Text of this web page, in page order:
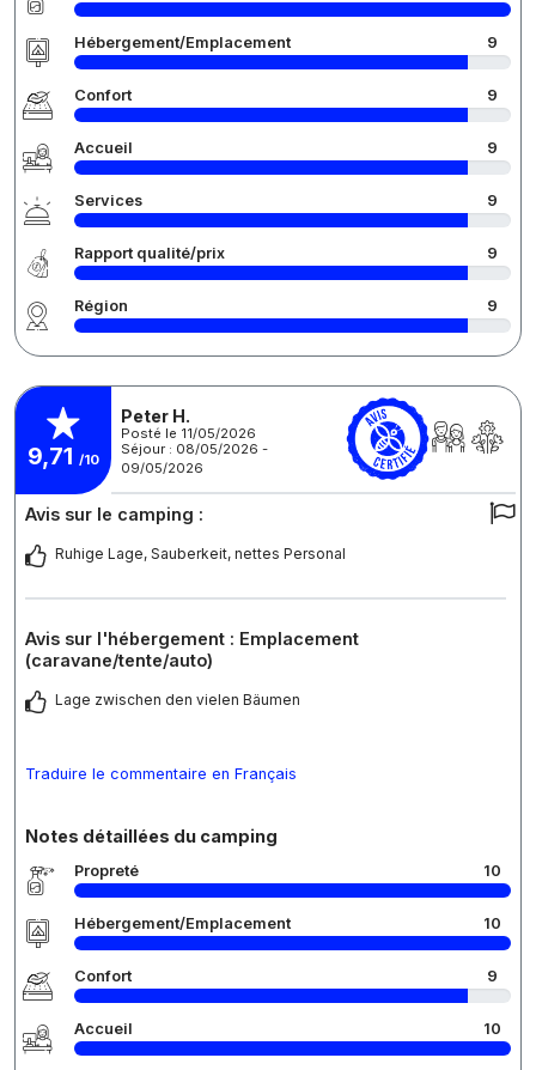
Hébergement/Emplacement 9
Confort 9
Accueil 9
Services 9
Rapport qualité/prix 9
Région 9
9,71 /10
Peter H.
Posté le 11/05/2026
Séjour : 08/05/2026 -
09/05/2026
Avis sur le camping :
Ruhige Lage, Sauberkeit, nettes Personal
Avis sur l'hébergement : Emplacement
(caravane/tente/auto)
Lage zwischen den vielen Bäumen
Traduire le commentaire en Français
Notes détaillées du camping
Propreté 10
Hébergement/Emplacement 10
Confort 9
Accueil 10